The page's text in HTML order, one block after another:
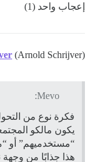
إعجاب واحد (1)
(Arnold Schrijver)
Mevo:
فكرة نوع من
يكون مالكو
“مستخدميهم” أو
هذا جذابًا من